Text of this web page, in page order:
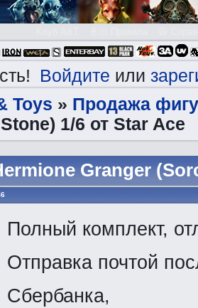
Войдите или
Toys » Продажа
1/6 от Star Ace
Granger
Полный комплект,
Отправка почтой
Сбербанка,